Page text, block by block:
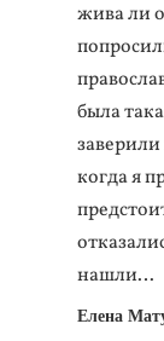
жива ли
была
когда я
нашли…
Елена